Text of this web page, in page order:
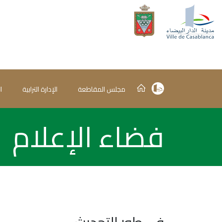
مجلس المقاطعة الإدارة الترابية
فضاء الإعلام